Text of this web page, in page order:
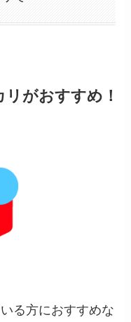
がおすすめ！
る方におすすめな